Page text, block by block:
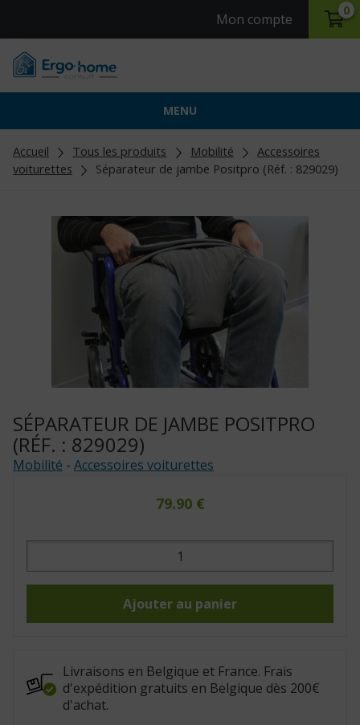
Mon compte
0
MENU
Accueil Tous les produits Mobilité
Accessoires
voiturettes
Séparateur de jambe Positpro (Réf. : 829029)
SÉPARATEUR DE JAMBE POSITPRO
(RÉF. : 829029)
Mobilité - Accessoires voiturettes
79.90 €
quantité
Séparateur
:
Ajouter au panier
Livraisons en Belgique et France. Frais
d'expédition gratuits en Belgique dès 200€
d'achat.